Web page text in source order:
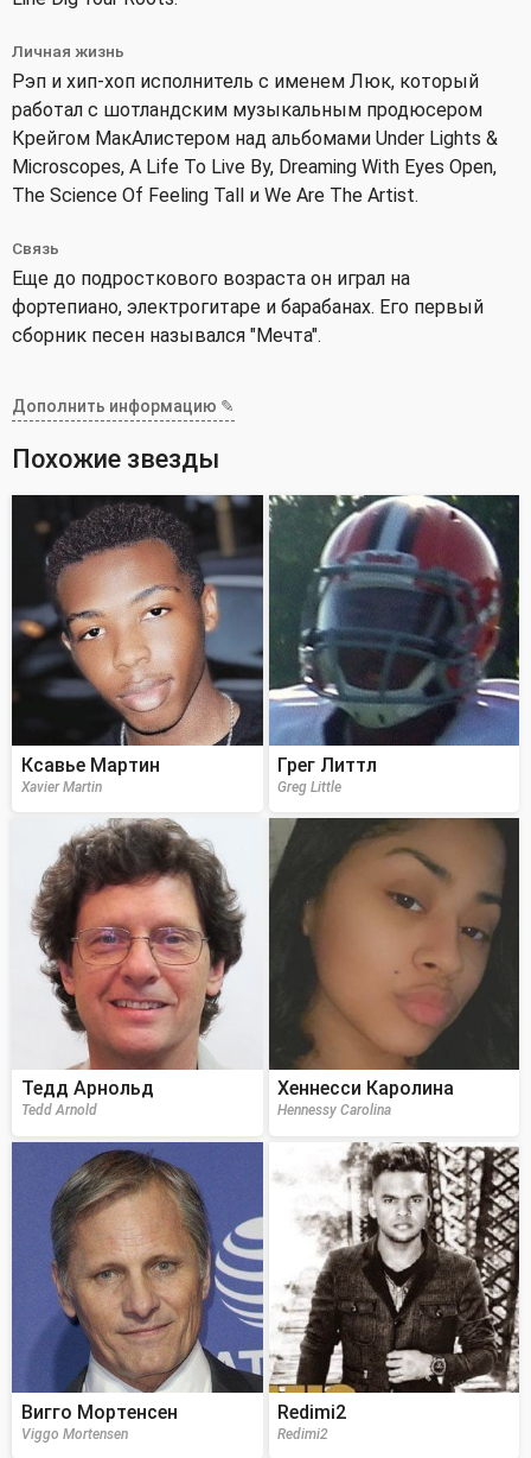
Личная жизнь
Рэп и хип-хоп исполнитель с именем Люк, который
работал с шотландским музыкальным продюсером
Крейгом МакАлистером над альбомами Under Lights &
Microscopes, A Life To Live By, Dreaming With Eyes Open,
The Science Of Feeling Tall и We Are The Artist.
Связь
Еще до подросткового возраста он играл на
фортепиано, электрогитаре и барабанах. Его первый
сборник песен назывался "Мечта".
Дополнить информацию ✎
Похожие звезды
Ксавье Мартин
Xavier Martin
Грег Литтл
Greg Little
Тедд Арнольд
Tedd Arnold
Хеннесси Каролина
Hennessy Carolina
Вигго Мортенсен
Viggo Mortensen
Redimi2
Redimi2